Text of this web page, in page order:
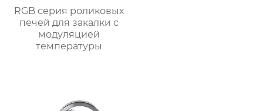
RGB серия роликовых
печей для закалки с
модуляцией
температуры